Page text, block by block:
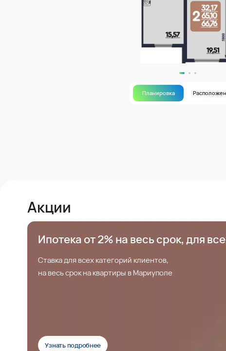
Планировка
Акции
Ипотека от 2% на весь срок, для
Ставка для всех категорий клиентов,
на весь срок на квартиры в Мариуполе
Узнать подробнее